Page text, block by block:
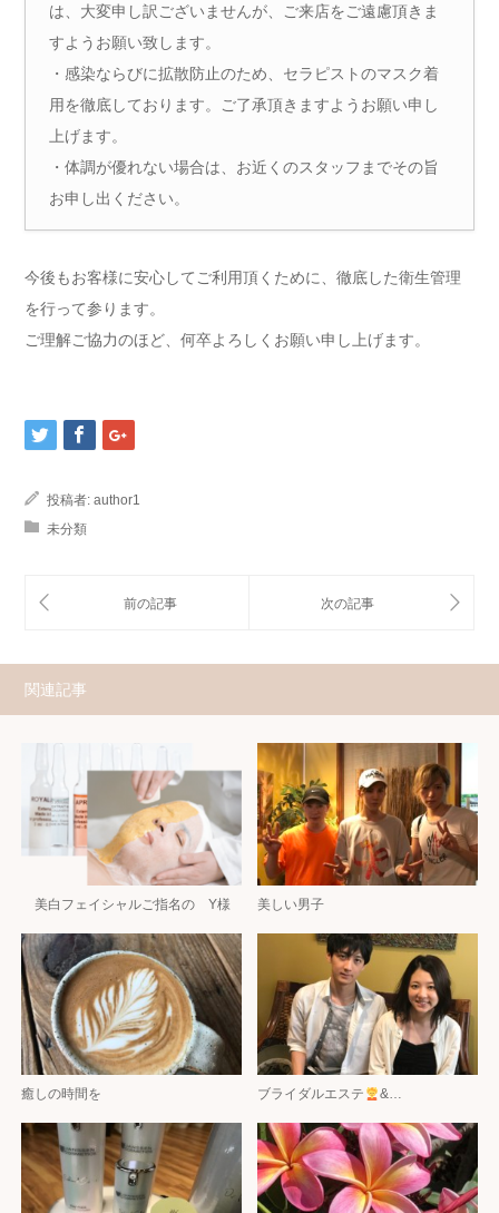
は、大変申し訳ございませんが、ご来店をご遠慮頂きま
すようお願い致します。
・感染ならびに拡散防止のため、セラピストのマスク着
用を徹底しております。ご了承頂きますようお願い申し
上げます。
・体調が優れない場合は、お近くのスタッフまでその旨
お申し出ください。
今後もお客様に安心してご利用頂くために、徹底した衛生管理
を行って参ります。
ご理解ご協力のほど、何卒よろしくお願い申し上げます。
投稿者: author1
未分類
関連記事
美白フェイシャルご指名の Y様 美しい男子
癒しの時間を ブライダルエステ ‍&…